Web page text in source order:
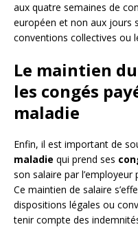
aux quatre semaines de
européen et non aux jours
conventions collectives ou
Le maintien
les congés
maladie
Enfin, il est important de
maladie qui prend ses
son salaire par
Ce maintien de salaire
dispositions légales ou
tenir compte des